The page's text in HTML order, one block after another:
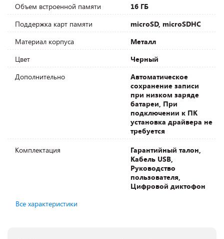
Объем встроенной памяти
16 ГБ
Поддержка карт памяти
microSD, microSDHC
Материал корпуса
Металл
Цвет
Черный
Дополнительно
Автоматическое
сохранение записи
при низком заряде
батареи, При
подключении к ПК
установка драйвера не
требуется
Комплектация
Гарантийный талон,
Кабель USB,
Руководство
пользователя,
Цифровой диктофон
Все характеристики